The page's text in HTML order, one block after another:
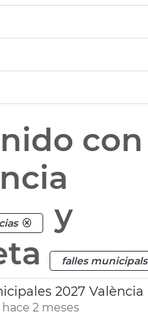
con
y
falles municipals
2027 València
2 meses